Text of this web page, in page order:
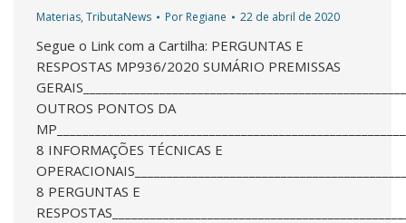
Materias,TributaNews Por Regiane 22 de abril de 2020
Segue o Link com a Cartilha: PERGUNTAS E
RESPOSTAS MP936/2020 SUMÁRIO PREMISSAS
OUTROS PONTOS DA
8 INFORMAÇÕES TÉCNICAS E
8 PERGUNTAS E